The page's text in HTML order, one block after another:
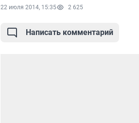
22 июля 2014, 15:35 2 625
Написать комментарий